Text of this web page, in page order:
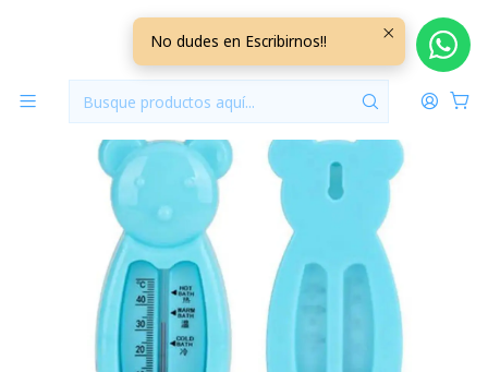
Hora del Baño Termometro de Agua Osito Celeste
No dudes en Escribirnos!!